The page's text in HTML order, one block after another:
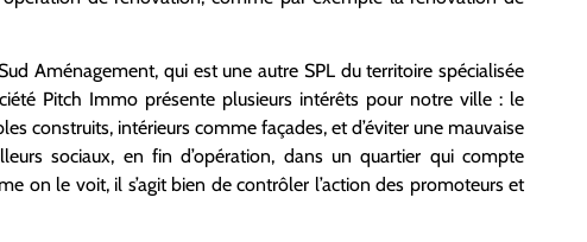
Aménagement, qui est une autre SPL du territoire spécialisée
Pitch Immo présente plusieurs intérêts pour notre ville : le
construits, intérieurs comme façades, et d’éviter une mauvaise
sociaux, en fin d’opération, dans un quartier qui compte
on le voit, il s’agit bien de contrôler l’action des promoteurs et